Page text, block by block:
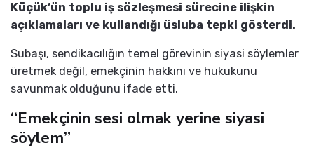
Küçük’ün toplu iş sözleşmesi sürecine ilişkin
açıklamaları ve kullandığı üsluba tepki gösterdi.
Subaşı, sendikacılığın temel görevinin siyasi söylemler
üretmek değil, emekçinin hakkını ve hukukunu
savunmak olduğunu ifade etti.
“Emekçinin sesi olmak yerine siyasi
söylem”